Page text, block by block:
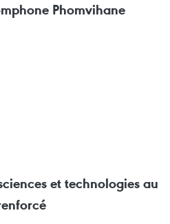
Phomvihane
et technologies au